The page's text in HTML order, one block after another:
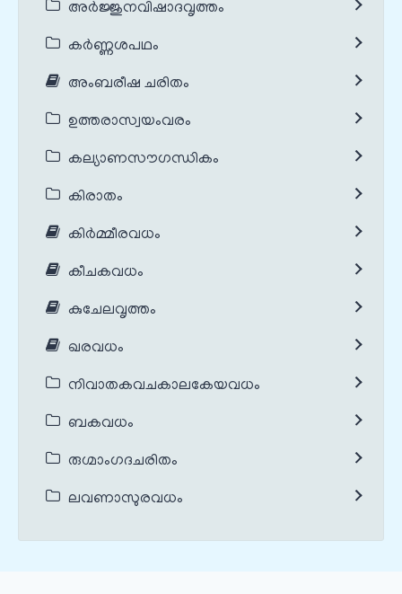
അർജ്ജുനവിഷാദവൃത്തം
കർണ്ണശപഥം
അംബരീഷ ചരിതം
ഉത്തരാസ്വയംവരം
കല്യാണസൗഗന്ധികം
കിരാതം
കിർമ്മീരവധം
കീചകവധം
കുചേലവൃത്തം
ഖരവധം
നിവാതകവചകാലകേയവധം
ബകവധം
രുഗ്മാംഗദചരിതം
ലവണാസുരവധം